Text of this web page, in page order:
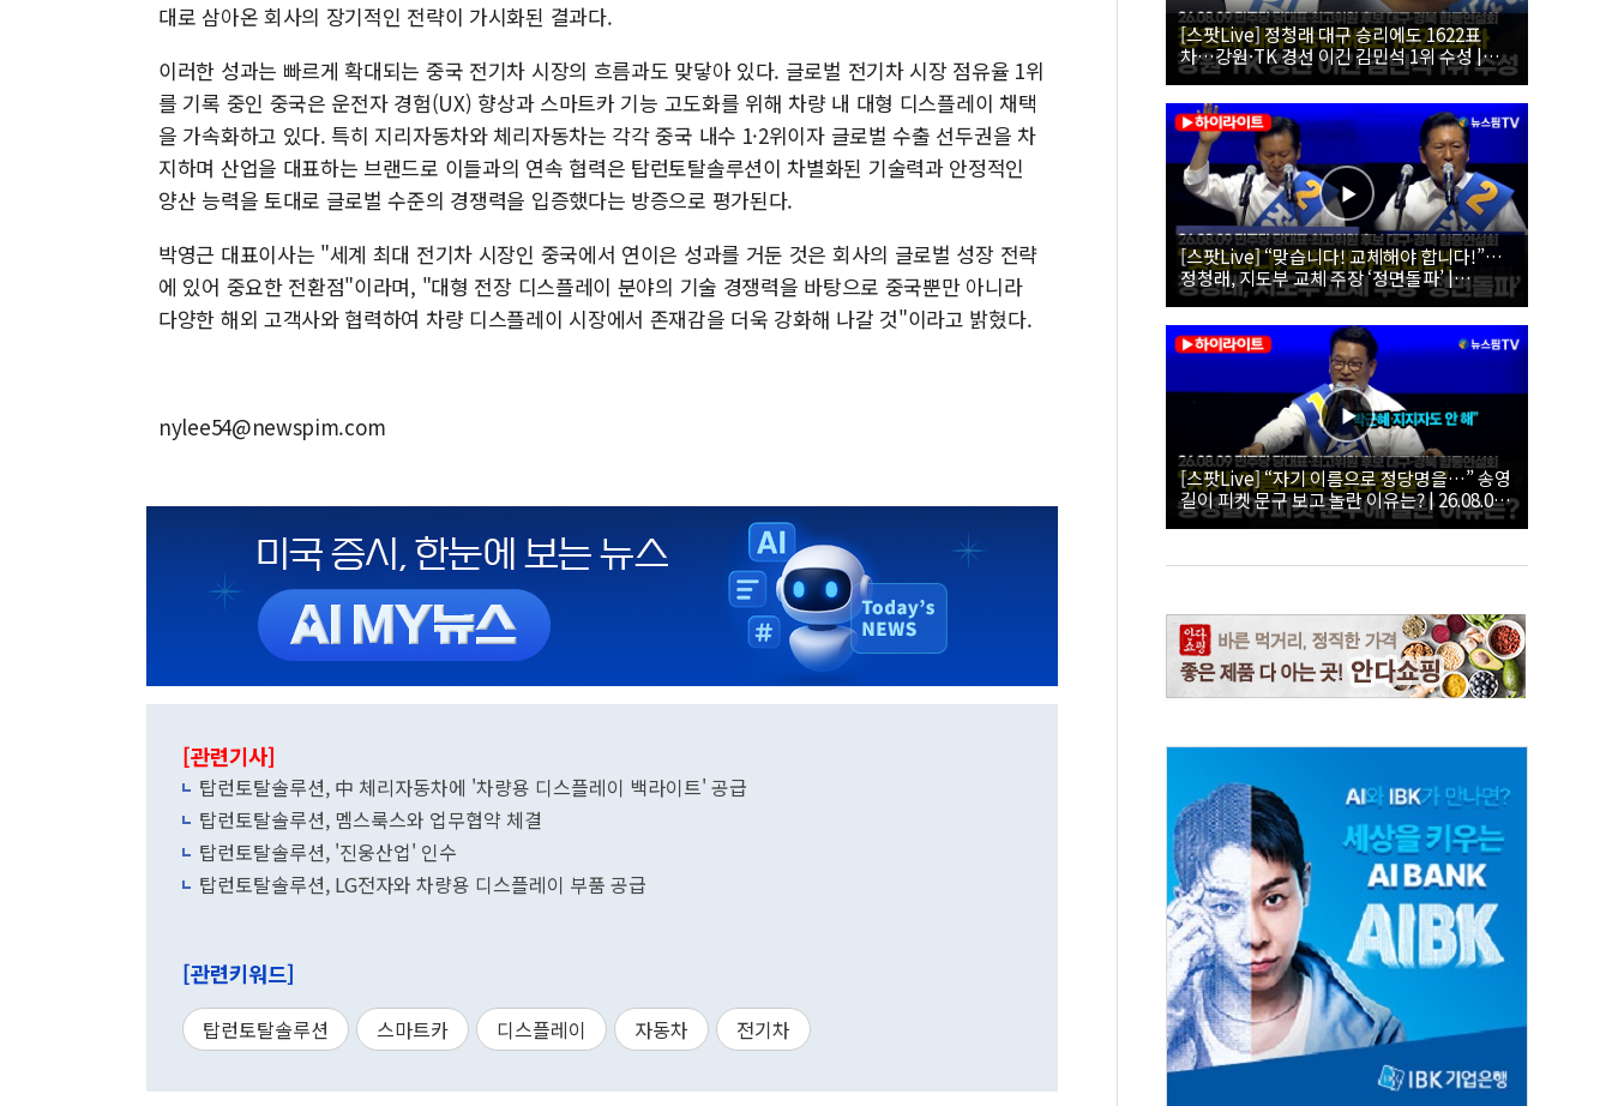
대로 삼아온 회사의 장기적인 전략이 가시화된 결과다.
이러한 성과는 빠르게 확대되는 중국 전기차 시장의 흐름과도 맞닿아 있다. 글로벌 전기차 시장 점유율 1위
를 기록 중인 중국은 운전자 경험(UX) 향상과 스마트카 기능 고도화를 위해 차량 내 대형 디스플레이 채택
을 가속화하고 있다. 특히 지리자동차와 체리자동차는 각각 중국 내수 1·2위이자 글로벌 수출 선두권을 차
지하며 산업을 대표하는 브랜드로 이들과의 연속 협력은 탑런토탈솔루션이 차별화된 기술력과 안정적인
양산 능력을 토대로 글로벌 수준의 경쟁력을 입증했다는 방증으로 평가된다.
박영근 대표이사는 "세계 최대 전기차 시장인 중국에서 연이은 성과를 거둔 것은 회사의 글로벌 성장 전략
에 있어 중요한 전환점"이라며, "대형 전장 디스플레이 분야의 기술 경쟁력을 바탕으로 중국뿐만 아니라
다양한 해외 고객사와 협력하여 차량 디스플레이 시장에서 존재감을 더욱 강화해 나갈 것"이라고 밝혔다.
nylee54@newspim.com
[관련기사]
탑런토탈솔루션, 中 체리자동차에 '차량용 디스플레이 백라이트' 공급
탑런토탈솔루션, 멤스룩스와 업무협약 체결
탑런토탈솔루션, '진웅산업' 인수
탑런토탈솔루션, LG전자와 차량용 디스플레이 부품 공급
[관련키워드]
탑런토탈솔루션 스마트카 디스플레이 자동차 전기차
[스팟Live] 정청래 대구 승리에도 1622표
차…강원·TK 경선 이긴 김민석 1위 수성 |
26.08.09 더불어민주당 당대표·최고위원 후
보 대구·경북 합동연설회
[스팟Live] “맞습니다! 교체해야 합니다!”…
정청래, 지도부 교체 주장 ‘정면돌파’ |
26.08.09 더불어민주당 당대표·최고위원 후
보 대구·경북 합동연설회
[스팟Live] “자기 이름으로 정당명을…” 송영
길이 피켓 문구 보고 놀란 이유는? | 26.08.09
더불어민주당 당대표·최고위원 후보 대구·경